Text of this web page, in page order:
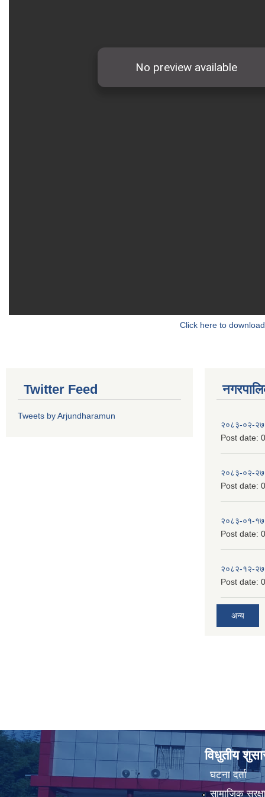
Click here to
Twitter Feed
Tweets by Arjundharamun
२०८३-०२-२७
Post date:
२०८३-०२-२७
Post date:
२०८३-०१-१७
Post date:
२०८२-१२-२७
Post date:
अन्य
विधुतीय
घटना दर्ता
सामाजिक सुरक्षा